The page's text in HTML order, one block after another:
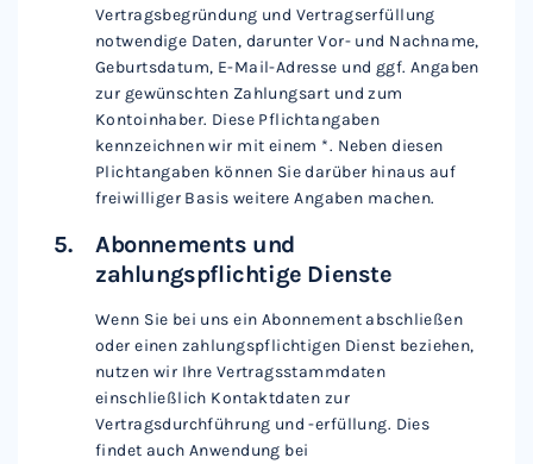
Vertragsbegründung und Vertragserfüllung
notwendige Daten, darunter Vor- und Nachname,
Geburtsdatum, E-Mail-Adresse und ggf. Angaben
zur gewünschten Zahlungsart und zum
Kontoinhaber. Diese Pflichtangaben
kennzeichnen wir mit einem *. Neben diesen
Plichtangaben können Sie darüber hinaus auf
freiwilliger Basis weitere Angaben machen.
Abonnements und
zahlungspflichtige Dienste
Wenn Sie bei uns ein Abonnement abschließen
oder einen zahlungspflichtigen Dienst beziehen,
nutzen wir Ihre Vertragsstammdaten
einschließlich Kontaktdaten zur
Vertragsdurchführung und -erfüllung. Dies
findet auch Anwendung bei